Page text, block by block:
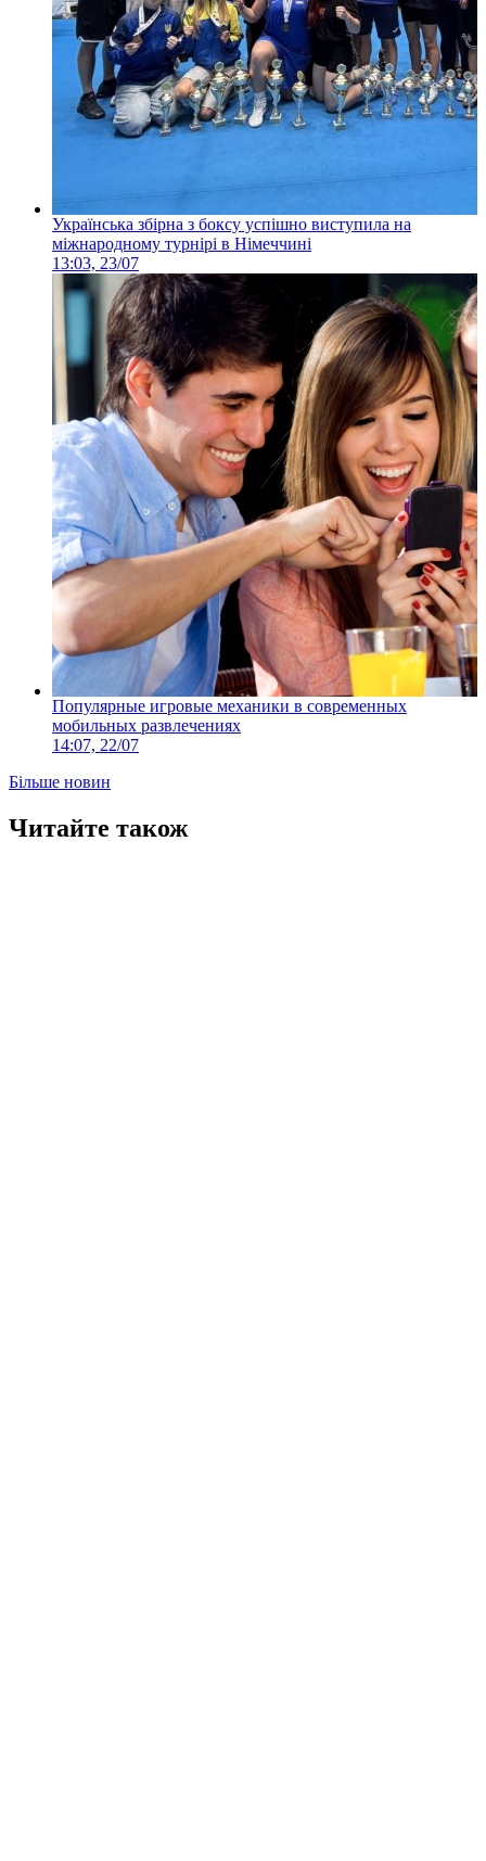
Українська збірна з боксу успішно виступила на
міжнародному турнірі в Німеччині
13:03, 23/07
Популярные игровые механики в современных
мобильных развлечениях
14:07, 22/07
Більше новин
Читайте також